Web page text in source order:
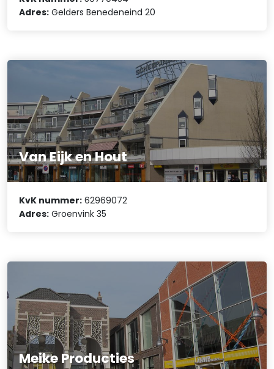
Adres: Gelders Benedeneind 20
Van Eijk en Hout
KvK nummer: 62969072
Adres: Groenvink 35
Meike Producties